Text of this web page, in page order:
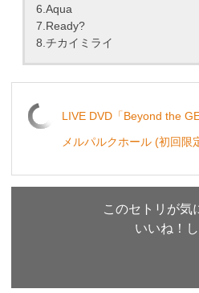
6.Aqua
7.Ready?
8.チカイミライ
LIVE DVD「Beyond the
メルパルクホール (初回限
このセトリが気
いいね！